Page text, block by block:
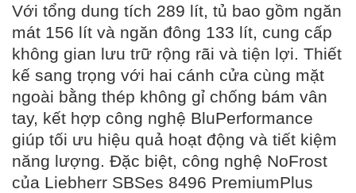
Với tổng dung tích 289 lít, tủ bao gồm ngăn
mát 156 lít và ngăn đông 133 lít, cung cấp
không gian lưu trữ rộng rãi và tiện lợi. Thiết
kế sang trọng với hai cánh cửa cùng mặt
ngoài bằng thép không gỉ chống bám vân
tay, kết hợp công nghệ BluPerformance
giúp tối ưu hiệu quả hoạt động và tiết kiệm
năng lượng. Đặc biệt, công nghệ NoFrost
của Liebherr SBSes 8496 PremiumPlus